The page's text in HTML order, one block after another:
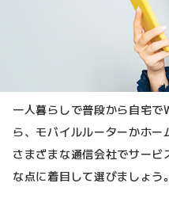
一人暮らしで普段から自宅
ら、モバイルルーターかホー
さまざまな通信会社でサー
な点に着目して選びましょう。